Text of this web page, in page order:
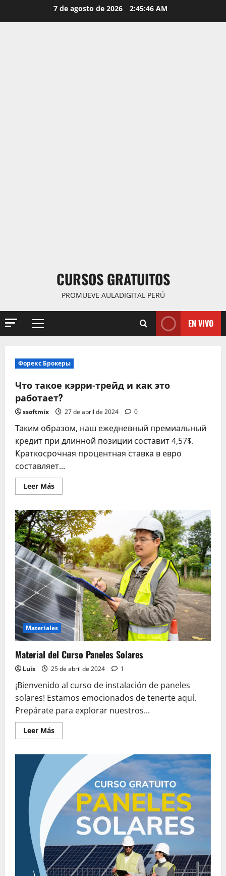
7 de agosto de 2026 2:45:47 AM
CURSOS GRATUITOS
PROMUEVE AULADIGITAL PERÚ
Menú
EN VIVO
Форекс Брокеры
Что такое кэрри-трейд и как это
работает?
ssoftmix 27 de abril de 2024 0
Таким образом, наш ежедневный премиальный
кредит при длинной позиции составит 4,57$.
Краткосрочная процентная ставка в евро
составляет...
Leer MásLeer
más
Что
такое
кэрри-
трейд
и
как
это
работает?
Materiales
Material del Curso Paneles Solares
Luis 25 de abril de 2024 1
¡Bienvenido al curso de instalación de paneles
solares! Estamos emocionados de tenerte aquí.
Prepárate para explorar nuestros...
Leer MásLeer
más
Material
Curso
Paneles
Solares